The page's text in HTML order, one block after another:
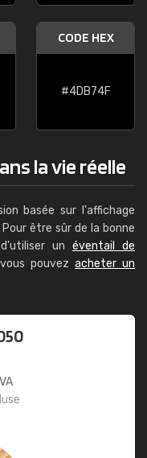
CODE HEX
#4DB74F
la vie réelle
basée sur l'affichage
être sûr de la bonne
un éventail de
pouvezacheter un